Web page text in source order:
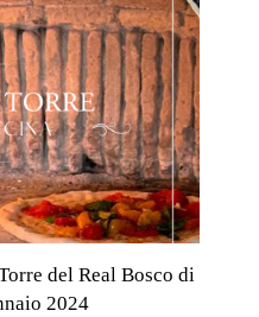
del Real Bosco di
2024